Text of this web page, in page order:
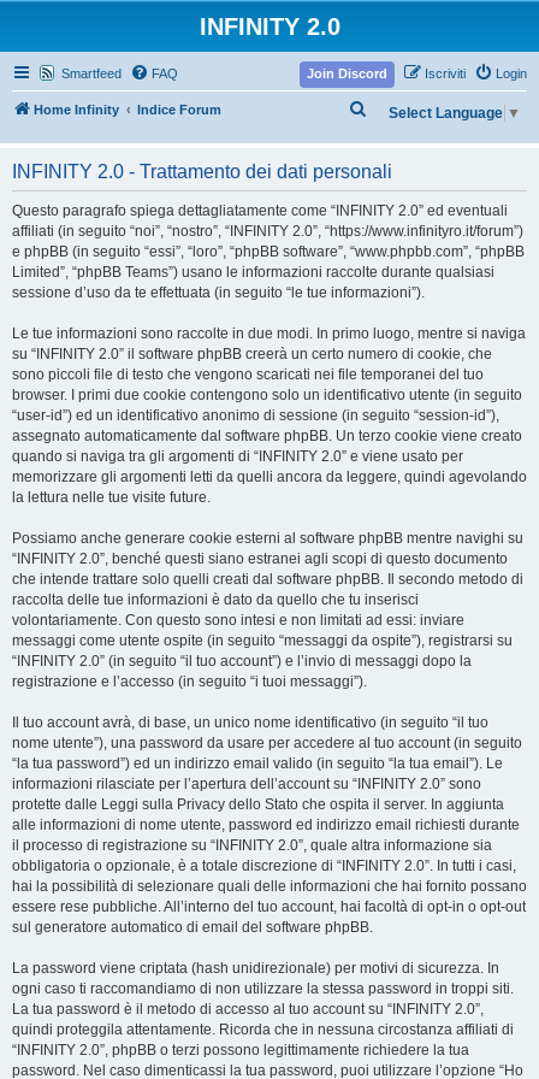
INFINITY 2.0
Smartfeed FAQ Login
Iscriviti
Join Discord
Home Infinity Indice Forum Select Language ▼
r
c
a
INFINITY 2.0 - Trattamento dei dati personali
Questo paragrafo spiega dettagliatamente come “INFINITY 2.0” ed eventuali
affiliati (in seguito “noi”, “nostro”, “INFINITY 2.0”, “https://www.infinityro.it/forum”)
e phpBB (in seguito “essi”, “loro”, “phpBB software”, “www.phpbb.com”, “phpBB
Limited”, “phpBB Teams”) usano le informazioni raccolte durante qualsiasi
sessione d’uso da te effettuata (in seguito “le tue informazioni”).
Le tue informazioni sono raccolte in due modi. In primo luogo, mentre si naviga
su “INFINITY 2.0” il software phpBB creerà un certo numero di cookie, che
sono piccoli file di testo che vengono scaricati nei file temporanei del tuo
browser. I primi due cookie contengono solo un identificativo utente (in seguito
“user-id”) ed un identificativo anonimo di sessione (in seguito “session-id”),
assegnato automaticamente dal software phpBB. Un terzo cookie viene creato
quando si naviga tra gli argomenti di “INFINITY 2.0” e viene usato per
memorizzare gli argomenti letti da quelli ancora da leggere, quindi agevolando
la lettura nelle tue visite future.
Possiamo anche generare cookie esterni al software phpBB mentre navighi su
“INFINITY 2.0”, benché questi siano estranei agli scopi di questo documento
che intende trattare solo quelli creati dal software phpBB. Il secondo metodo di
raccolta delle tue informazioni è dato da quello che tu inserisci
volontariamente. Con questo sono intesi e non limitati ad essi: inviare
messaggi come utente ospite (in seguito “messaggi da ospite”), registrarsi su
“INFINITY 2.0” (in seguito “il tuo account”) e l’invio di messaggi dopo la
registrazione e l’accesso (in seguito “i tuoi messaggi”).
Il tuo account avrà, di base, un unico nome identificativo (in seguito “il tuo
nome utente”), una password da usare per accedere al tuo account (in seguito
“la tua password”) ed un indirizzo email valido (in seguito “la tua email”). Le
informazioni rilasciate per l’apertura dell’account su “INFINITY 2.0” sono
protette dalle Leggi sulla Privacy dello Stato che ospita il server. In aggiunta
alle informazioni di nome utente, password ed indirizzo email richiesti durante
il processo di registrazione su “INFINITY 2.0”, quale altra informazione sia
obbligatoria o opzionale, è a totale discrezione di “INFINITY 2.0”. In tutti i casi,
hai la possibilità di selezionare quali delle informazioni che hai fornito possano
essere rese pubbliche. All’interno del tuo account, hai facoltà di opt-in o opt-out
sul generatore automatico di email del software phpBB.
La password viene criptata (hash unidirezionale) per motivi di sicurezza. In
ogni caso ti raccomandiamo di non utilizzare la stessa password in troppi siti.
La tua password è il metodo di accesso al tuo account su “INFINITY 2.0”,
quindi proteggila attentamente. Ricorda che in nessuna circostanza affiliati di
“INFINITY 2.0”, phpBB o terzi possono legittimamente richiedere la tua
password. Nel caso dimenticassi la tua password, puoi utilizzare l’opzione “Ho